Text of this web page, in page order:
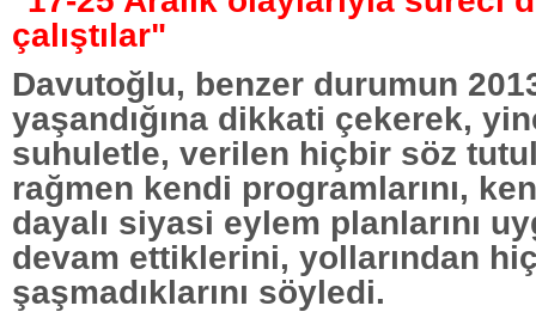
çalıştılar"
Davutoğlu, benzer durumun
yaşandığına dikkati çekerek,
suhuletle, verilen hiçbir söz
rağmen kendi programlarını,
dayalı siyasi eylem planlarını
devam ettiklerini, yollarından
şaşmadıklarını söyledi.